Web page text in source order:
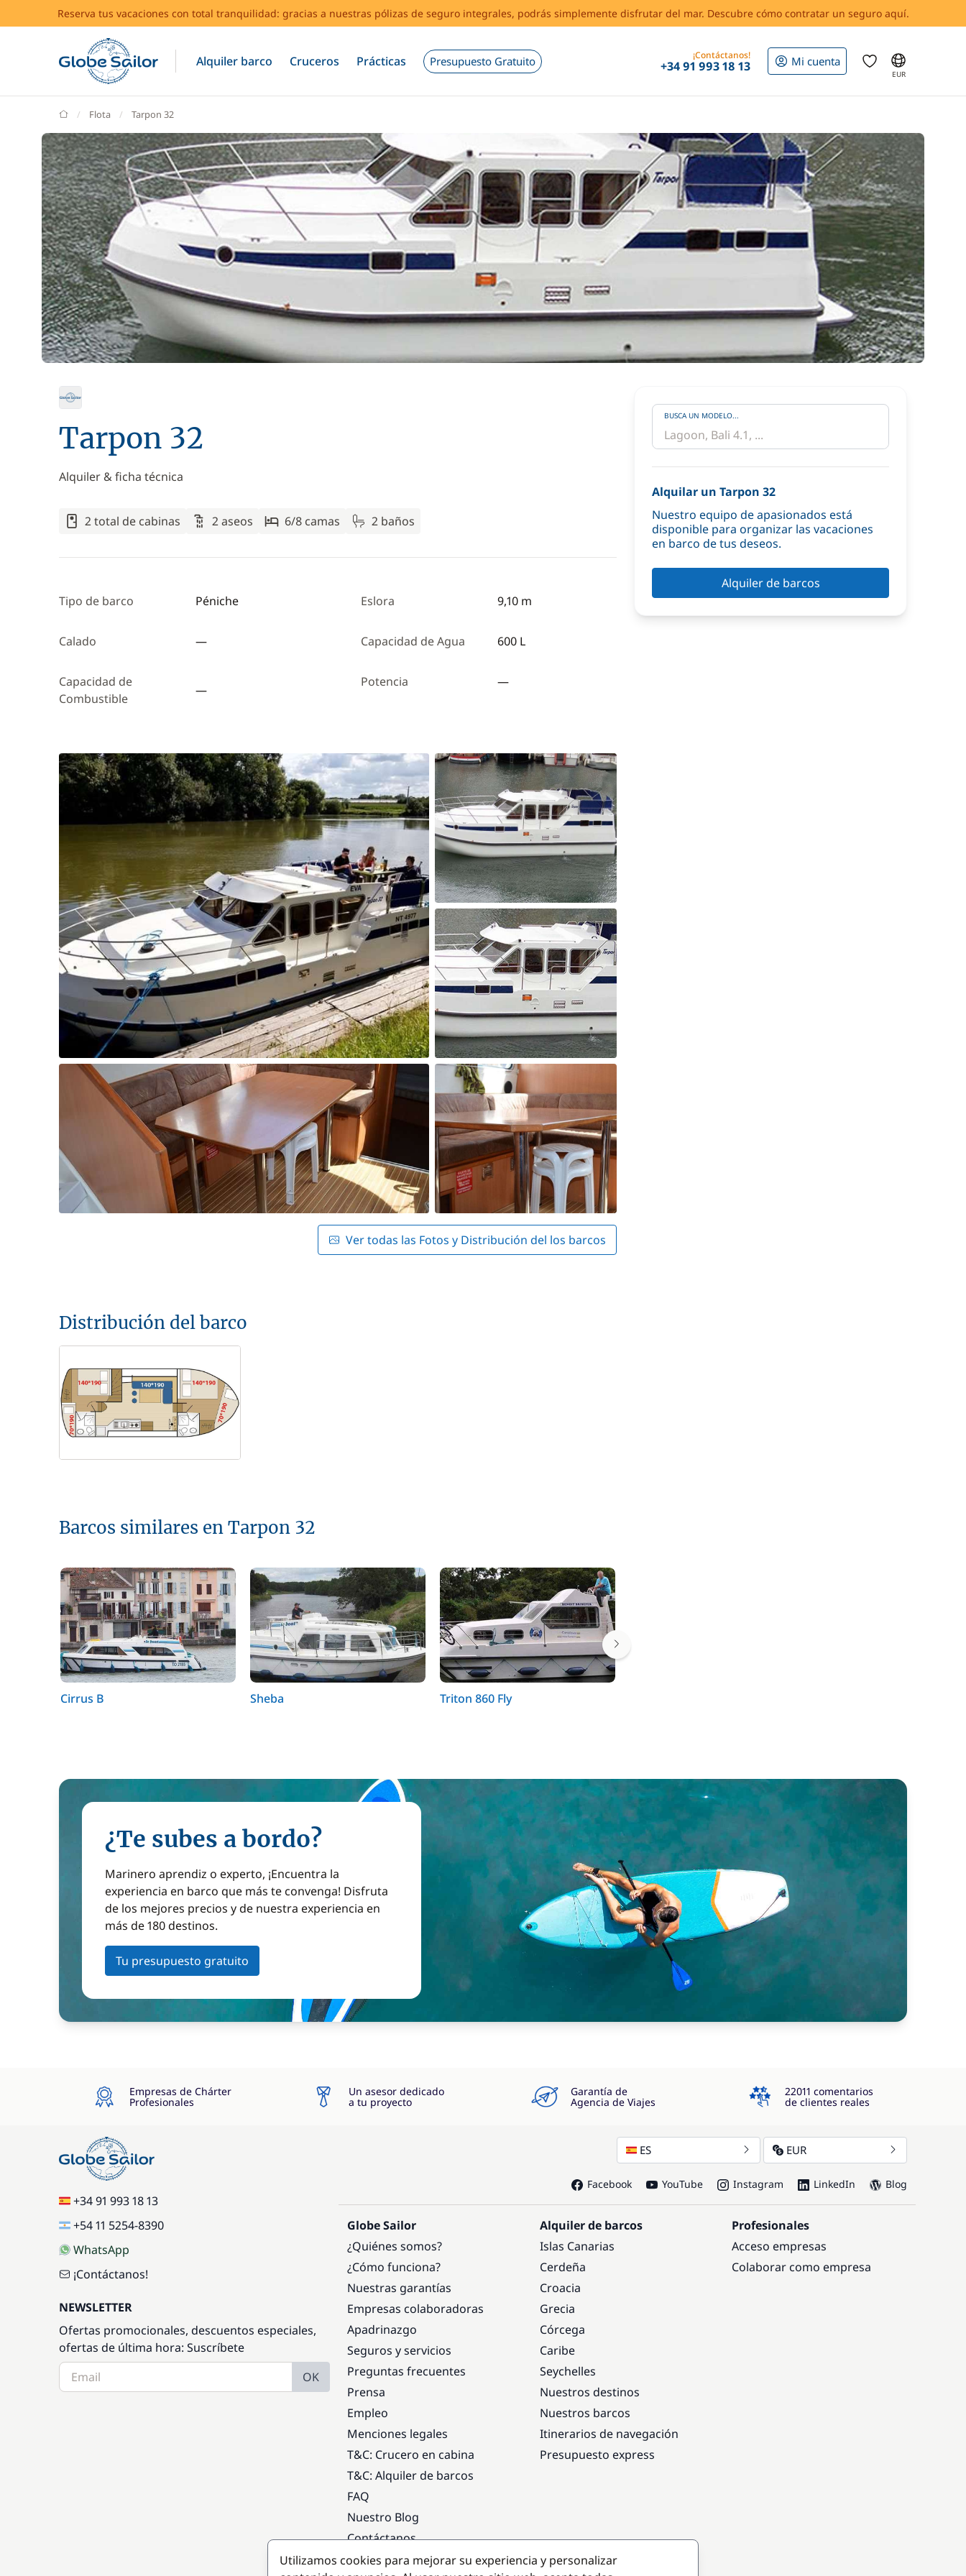
Reserva tus vacaciones con total tranquilidad: gracias a nuestras pólizas de seguro integrales, podrás simplemente disfrutar del mar. Descubre cómo contratar un seguro aquí.
Alquiler barco Cruceros Prácticas Presupuesto Gratuito ¡Contáctanos!
+34 91 993 18 13 Mi cuenta
EUR
GlobeSailor
Flota Tarpon 32
Tarpon 32
Alquiler & ficha técnica
2 total de cabinas 2 aseos 6/8 camas 2 baños
Tipo de barco Péniche Eslora 9,10 m
Calado — Capacidad de Agua 600 L
Capacidad de
Combustible
—
Potencia —
Ver todas las Fotos y Distribución del los barcos
Distribución del barco
Barcos similares en Tarpon 32
Cirrus B Sheba Triton 860 Fly
BUSCA UN MODELO...
Alquilar un Tarpon 32
Nuestro equipo de apasionados está
disponible para organizar las vacaciones
en barco de tus deseos.
Alquiler de barcos
¿Te subes a bordo?
Marinero aprendiz o experto, ¡Encuentra la
experiencia en barco que más te convenga! Disfruta
de los mejores precios y de nuestra experiencia en
más de 180 destinos.
Tu presupuesto gratuito
Empresas de Chárter
Profesionales
Un asesor dedicado
a tu proyecto
Garantía de
Agencia de Viajes
4.3
22011 comentarios
de clientes reales
+34 91 993 18 13
+54 11 5254-8390
WhatsApp
¡Contáctanos!
NEWSLETTER
Ofertas promocionales, descuentos especiales,
ofertas de última hora: Suscríbete
OK
ES EUR
Facebook YouTube Instagram LinkedIn Blog
Globe Sailor
¿Quiénes somos?
¿Cómo funciona?
Nuestras garantías
Empresas colaboradoras
Apadrinazgo
Seguros y servicios
Preguntas frecuentes
Prensa
Empleo
Menciones legales
T&C: Crucero en cabina
T&C: Alquiler de barcos
FAQ
Nuestro Blog
Contáctanos
Alquiler de barcos
Islas Canarias
Cerdeña
Croacia
Grecia
Córcega
Caribe
Seychelles
Nuestros destinos
Nuestros barcos
Itinerarios de navegación
Presupuesto express
Profesionales
Acceso empresas
Colaborar como empresa
Destinos populares
Utilizamos cookies para mejorar su experiencia y personalizar